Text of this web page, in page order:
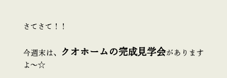
さてさて！！
今週末は、 クオホームの完成見学会があります
よ～☆